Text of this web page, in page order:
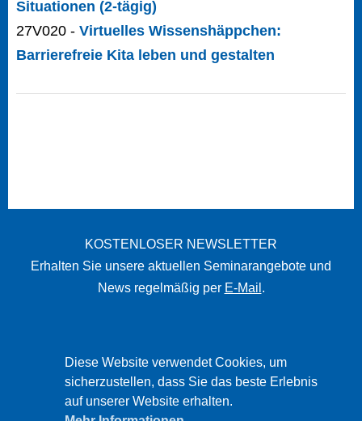
Situationen (2-tägig)
27V020 - Virtuelles Wissenshäppchen:
Barrierefreie Kita leben und gestalten
KOSTENLOSER NEWSLETTER
Erhalten Sie unsere aktuellen Seminarangebote und
News regelmäßig per E-Mail .
IMPRESSUM
Diese Website verwendet Cookies, um
sicherzustellen, dass Sie das beste Erlebnis
auf unserer Website erhalten.